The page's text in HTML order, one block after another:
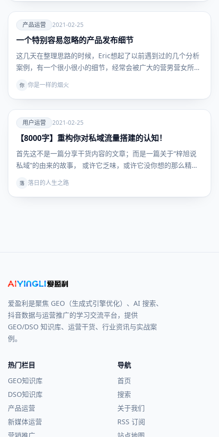
爱
产品运
产品运营 2021-02-25
一个特别容易忽略的产品发布细节
这几天在整理思路的时候，Eric想起了以前遇到过的几个分析
案例，有一个很小很小的细节，经常会被广大的营男营女所…
你 你是一样的烟火
爱
用户运
用户运营 2021-02-25
【8000字】重构你对私域流量搭建的认知！
首先这不是一篇分享干货内容的文章；而是一篇关于“梓旭说
私域”的由来的故事， 或许它乏味，或许它没你想的那么精
落 落日的人生之路
爱盈利是聚焦 GEO（生成式引擎优化）、AI 搜索、
抖音数据与运营推广的学习交流平台，提供
GEO/DSO 知识库、运营干货、行业资讯与实战案
例。
热门栏目
GEO知识库
DSO知识库
产品运营
新媒体运营
营销推广
导航
首页
搜索
关于我们
RSS 订阅
站点地图